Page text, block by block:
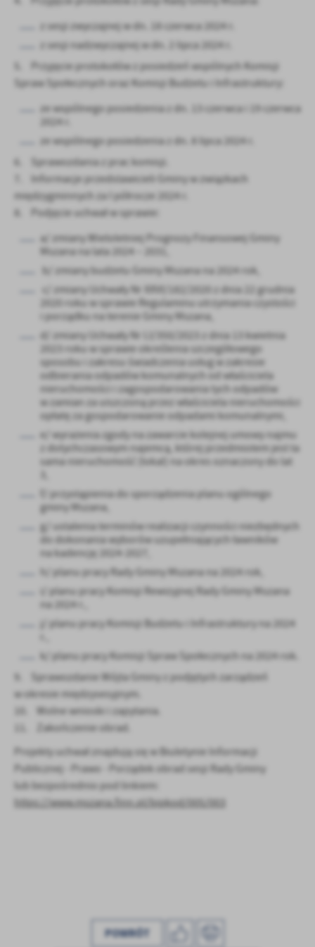
treści w postaci wiadomości, ofert, komunikatów mediów
społecznościowych.
z sesji zwyczajnej w dn. 18 czerwca 2024 r.
z sesji nadzwyczajnej w dn. 2 lipca 2024 r.
5. Przyjęcie protokołów z posiedzeń wspólnych Komisji
Spraw Społecznych oraz Komisji Budżetu i Infrastruktury:
ze wspólnego posiedzenia z dn. 13 czerwca i 19 czerwca
2024 r.
ze wspólnego posiedzenia z dn. 8 lipca 2024 r.
6. Sprawozdania z prac komisji.
7. Informacje przedstawicieli Gminy w związkach
międzygminnych za I półrocze 2024 r.
8. Podjęcie uchwał w sprawie:
a/ zmiany Wieloletniej Prognozy Finansowej Gminy
Mszana na lata 2024 – 2031,
b/ zmiany budżetu Gminy Mszana na 2024 rok,
c/ zmiany Uchwały Nr XXVI/182/2020 z dnia 22 grudnia
2020 roku w sprawie Regulaminu utrzymania czystości
i porządku na terenie Gminy Mszana,
d/ zmiany Uchwały Nr LI/350/2023 z dnia 13 kwietnia
2023 roku w sprawie określenia szczegółowego
sposobu i zakresu świadczenia usług w zakresie
odbierania odpadów komunalnych od właściciela
nieruchomości i zagospodarowania tych odpadów
w zamian za uiszczoną przez właściciela nieruchomości
opłatę za gospodarowanie odpadami komunalnymi,
e/ wyrażenia zgody na zawarcie kolejnej umowy najmu
z dotychczasowym najemcą, której przedmiotem jest ta
sama nieruchomość (lokal) na okres oznaczony do lat
f/ przystąpienia do sporządzenia planu ogólnego
gminy Mszana,
g/ ustalenia terminów realizacji czynności niezbędnych
do dokonania wyborów uzupełniających ławników
na kadencję 2024-2027,
h/ planu pracy Rady Gminy Mszana na 2024 rok,
i/ planu pracy Komisji Rewizyjnej Rady Gminy Mszana
na 2024 r.,
j/ planu pracy Komisji Budżetu i Infrastruktury na 2024
k/ planu pracy Komisji Spraw Społecznych na 2024 rok.
9. Sprawozdanie Wójta Gminy z podjętych zarządzeń
w okresie międzysesyjnym.
10. Wolne wnioski i zapytania.
11. Zakończenie obrad.
Projekty uchwał znajdują się w Biuletynie Informacji
Publicznej - Prawo - Porządek obrad sesji Rady Gminy
lub bezpośrednio pod linkiem:
https://www.mszana.finn.pl/bipkod/005/003
POWRÓT